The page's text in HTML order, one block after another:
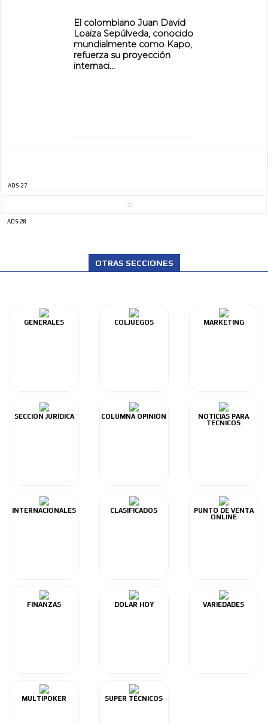
El colombiano Juan David
Loaiza Sepúlveda, conocido
mundialmente como Kapo,
refuerza su proyección
internaci...
ADS-27
ADS-28
OTRAS SECCIONES
GENERALES COLJUEGOS MARKETING
SECCIÓN JURÍDICA COLUMNA OPINIÓN
NOTICIAS PARA
TECNICOS
INTERNACIONALES CLASIFICADOS
PUNTO DE VENTA
ONLINE
FINANZAS DOLAR HOY VARIEDADES
MULTIPOKER SUPER TÉCNICOS